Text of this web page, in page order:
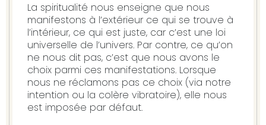
La spiritualité nous enseigne que nous
manifestons à l’extérieur ce qui se trouve à
l’intérieur, ce qui est juste, car c’est une loi
universelle de l’univers. Par contre, ce qu’on
ne nous dit pas, c’est que nous avons le
choix parmi ces manifestations. Lorsque
nous ne réclamons pas ce choix (via notre
intention ou la colère vibratoire), elle nous
est imposée par défaut.